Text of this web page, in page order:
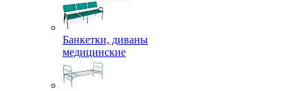
Банкетки, диваны
медицинские